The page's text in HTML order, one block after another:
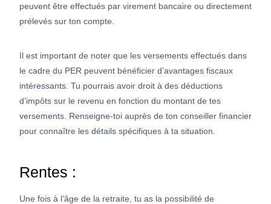
peuvent être effectués par virement bancaire ou directement
prélevés sur ton compte.
Il est important de noter que les versements effectués dans
le cadre du PER peuvent bénéficier d’avantages fiscaux
intéressants. Tu pourrais avoir droit à des déductions
d’impôts sur le revenu en fonction du montant de tes
versements. Renseigne-toi auprès de ton conseiller financier
pour connaître les détails spécifiques à ta situation.
Rentes :
Une fois à l’âge de la retraite, tu as la possibilité de